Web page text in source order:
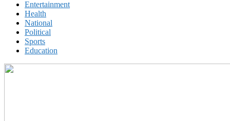
Portal
Entertainment
Health
National
Political
Sports
Education